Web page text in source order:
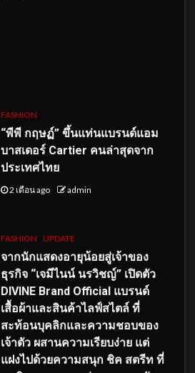
FASHION
“พีพี กฤษฏ์” ขึ้นแท่นแบรนด์แอม
บาสเดอร์ Cartier คนล่าสุดจาก
ประเทศไทย
2 เดือน ago admin
FASHION UPDATE
จากนักแสดงอายุน้อยสู่เจ้าของ
ธุรกิจ “เจมีไนน์ นรวิชญ์” เปิดตัว
DIVINE Brand Official แบรนด์
เสื้อผ้าและสินค้าไลฟ์สไตล์ ที่
สะท้อนบุคลิกและความชอบของ
เจ้าตัว ผสานความเรียบง่าย แต่
แฝงไปด้วยความสนุก ชิค สตรีท ที่